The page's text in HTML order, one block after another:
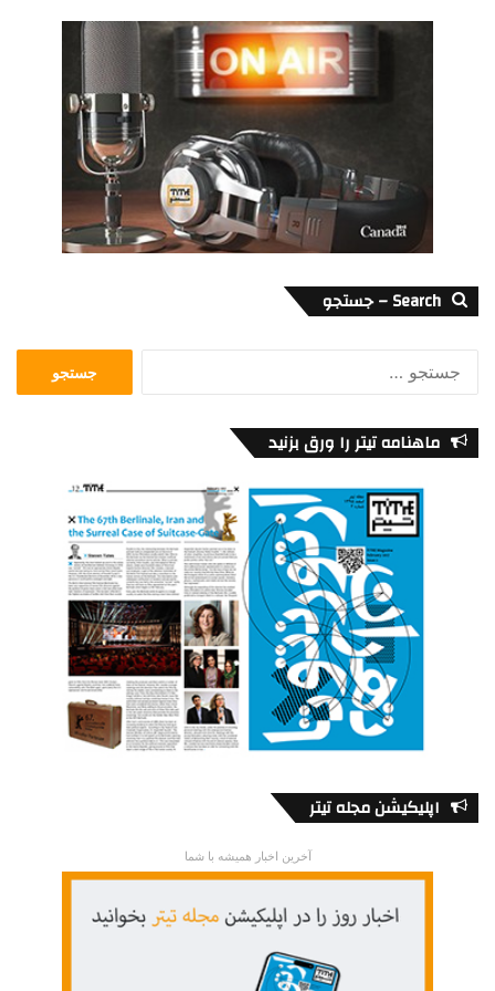
Search – جستجو
ماهنامه تیتر را ورق بزنید
اپلیکیشن مجله تیتر
آخرین اخبار همیشه با شما